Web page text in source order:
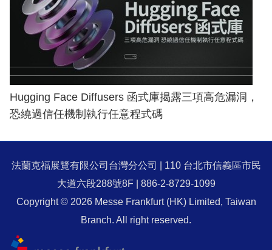
Hugging Face Diffusers 函式庫揭露三項高危漏洞，
恐繞過信任機制執行任意程式碼
法蘭克福展覽有限公司台灣分公司 | 110 台北市信義區市民
大道六段288號8F | 886-2-8729-1099
Copyright © 2026 Messe Frankfurt (HK) Limited, Taiwan
Branch. All right reserved.